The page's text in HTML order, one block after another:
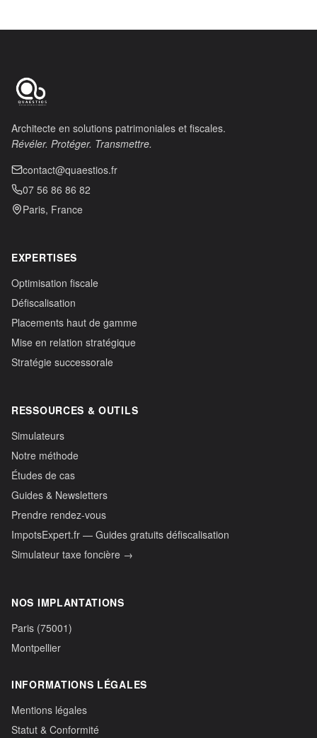
Architecte en solutions patrimoniales et fiscales.
Révéler. Protéger. Transmettre.
contact@quaestios.fr
07 56 86 86 82
Paris, France
EXPERTISES
Optimisation fiscale
Défiscalisation
Placements haut de gamme
Mise en relation stratégique
Stratégie successorale
RESSOURCES & OUTILS
Simulateurs
Notre méthode
Études de cas
Guides & Newsletters
Prendre rendez-vous
ImpotsExpert.fr — Guides gratuits défiscalisation
Simulateur taxe foncière →
NOS IMPLANTATIONS
Paris (75001)
Montpellier
INFORMATIONS LÉGALES
Mentions légales
Statut & Conformité